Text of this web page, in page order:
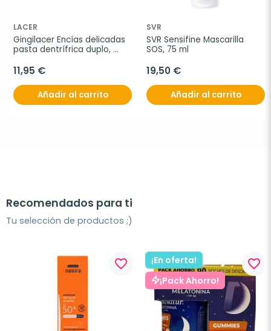
LACER
Gingilacer Encías delicadas
pasta dentrífrica duplo,
11,95 €
Añadir al carrito
SVR
SVR Sensifine Mascarilla
SOS, 75 ml
19,50 €
Añadir al carrito
Recomendados para ti
Tu selección de productos ;)
favorite_border
¡En oferta!
¡Pack Ahorro!
favorite_border